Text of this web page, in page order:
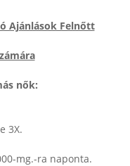
Ajánlások Felnőtt
nők:
3X.
mg.-ra naponta.